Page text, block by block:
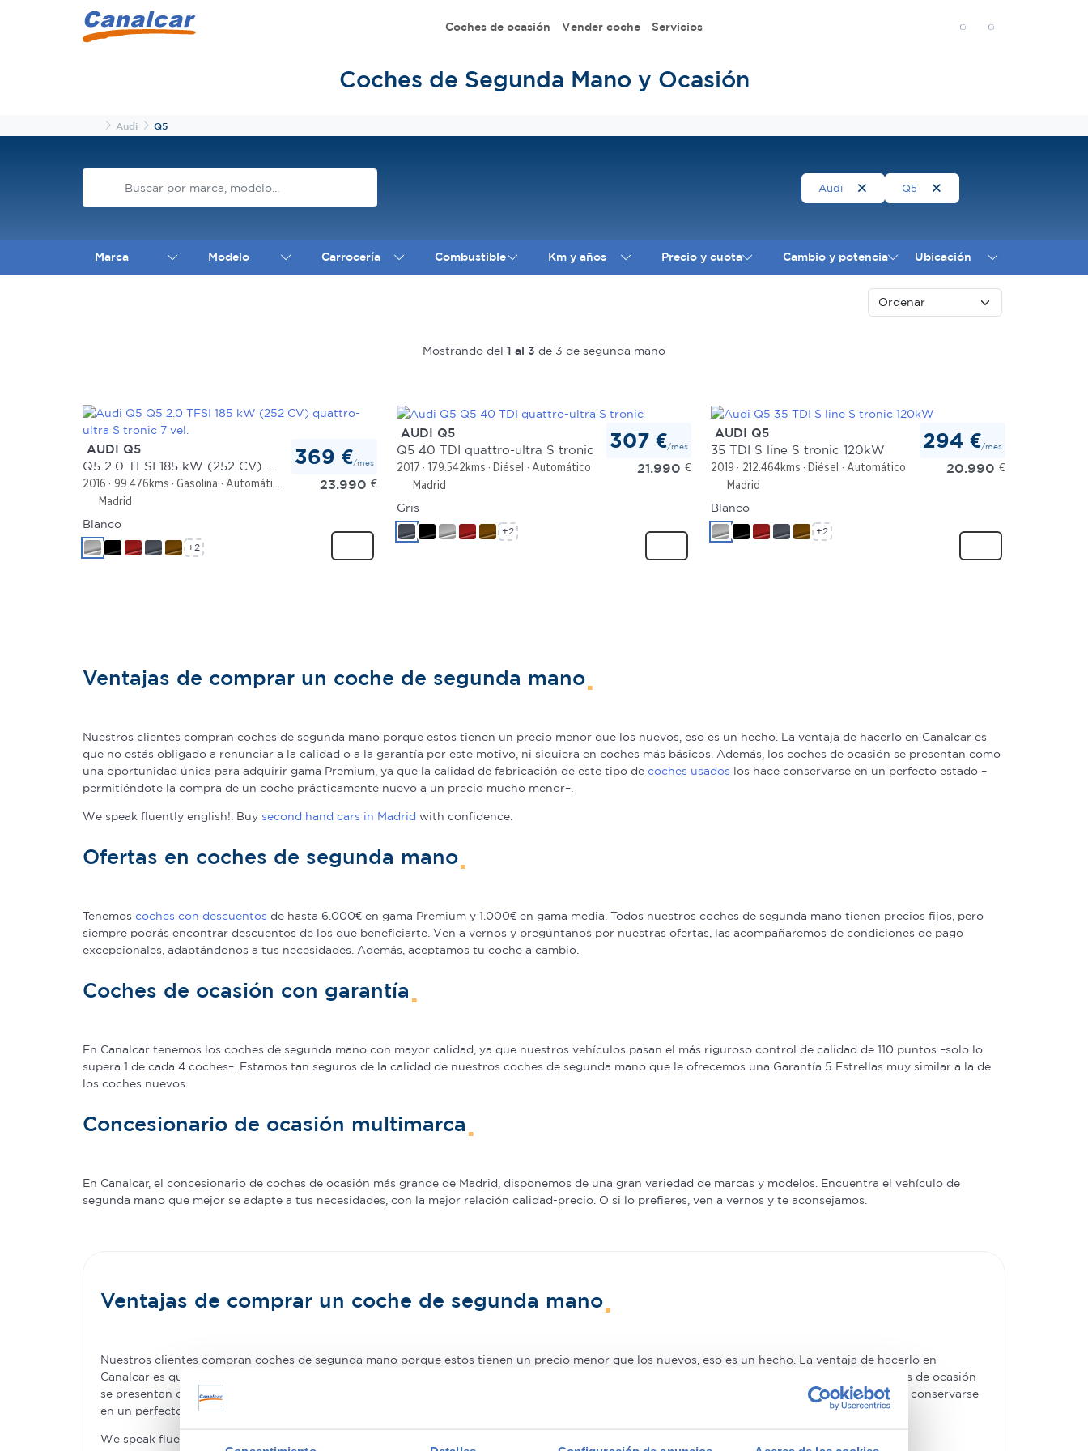
Coches de ocasión Vender coche Servicios
Coches de Segunda Mano y Ocasión
InicioAudi Q5
Audi Q5
Marca Modelo Carrocería Combustible Km y años Precio y cuota Cambio y potencia Ubicación
Mostrando del 1 al 3 de 3 de segunda mano
AUDI Q5
Q5 2.0 TFSI 185 kW (252 CV) quattro-ultra S tronic 7 vel.
2016 99.476kms Gasolina
Automático
Madrid
369 €/mes
23.990 €
Blanco
+2
AUDI Q5
Q5 40 TDI quattro-ultra S tronic
2017 179.542kms Diésel
Automático
Madrid
307 €/mes
21.990 €
Gris
+2
AUDI Q5
35 TDI S line S tronic 120kW
2019 212.464kms Diésel
Automático
Madrid
294 €/mes
20.990 €
Blanco
+2
Ventajas de comprar un coche de segunda mano
Nuestros clientes compran coches de segunda mano porque estos tienen un precio menor que los nuevos, eso es un hecho. La ventaja de hacerlo en Canalcar es
que no estás obligado a renunciar a la calidad o a la garantía por este motivo, ni siquiera en coches más básicos. Además, los coches de ocasión se presentan como
una oportunidad única para adquirir gama Premium, ya que la calidad de fabricación de este tipo de coches usados los hace conservarse en un perfecto estado –
permitiéndote la compra de un coche prácticamente nuevo a un precio mucho menor–.
We speak fluently english!. Buy second hand cars in Madrid with confidence.
Ofertas en coches de segunda mano
Tenemos coches con descuentos de hasta 6.000€ en gama Premium y 1.000€ en gama media. Todos nuestros coches de segunda mano tienen precios fijos, pero
siempre podrás encontrar descuentos de los que beneficiarte. Ven a vernos y pregúntanos por nuestras ofertas, las acompañaremos de condiciones de pago
excepcionales, adaptándonos a tus necesidades. Además, aceptamos tu coche a cambio.
Coches de ocasión con garantía
En Canalcar tenemos los coches de segunda mano con mayor calidad, ya que nuestros vehículos pasan el más riguroso control de calidad de 110 puntos –solo lo
supera 1 de cada 4 coches–. Estamos tan seguros de la calidad de nuestros coches de segunda mano que le ofrecemos una Garantía 5 Estrellas muy similar a la de
los coches nuevos.
Concesionario de ocasión multimarca
En Canalcar, el concesionario de coches de ocasión más grande de Madrid, disponemos de una gran variedad de marcas y modelos. Encuentra el vehículo de
segunda mano que mejor se adapte a tus necesidades, con la mejor relación calidad-precio. O si lo prefieres, ven a vernos y te aconsejamos.
Ventajas de comprar un coche de segunda mano
Nuestros clientes compran coches de segunda mano porque estos tienen un precio menor que los nuevos, eso es un hecho. La ventaja de hacerlo en
Canalcar es que no estás obligado a renunciar a la calidad o a la garantía por este motivo, ni siquiera en coches más básicos. Además, los coches de ocasión
se presentan como una oportunidad única para adquirir gama Premium, ya que la calidad de fabricación de este tipo de
coches usadoslos hace conservarse
en un perfecto estado –permitiéndote la compra de un coche prácticamente nuevo a un precio mucho menor–.
We speak fluently english!. Buy